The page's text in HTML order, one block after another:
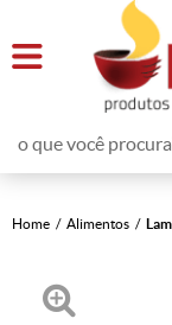
Home Alimentos